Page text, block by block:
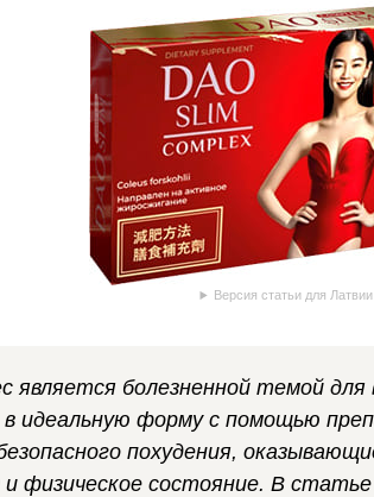
Версия статьи для
является болезненной темой
идеальную форму с помощью
похудения,
физическое состояние. В